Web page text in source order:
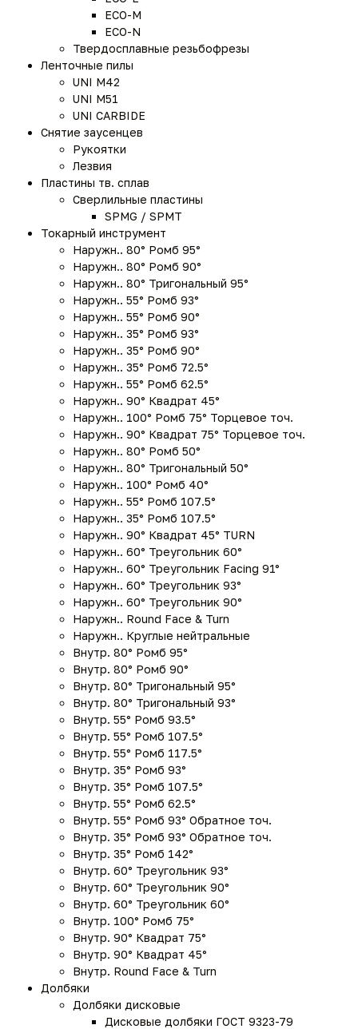
ECO-M
ECO-N
Твердосплавные резьбофрезы
Ленточные пилы
UNI M42
UNI M51
UNI CARBIDE
Снятие заусенцев
Рукоятки
Лезвия
Пластины тв. сплав
Сверлильные пластины
SPMG / SPMT
Токарный инструмент
Наружн.. 80° Ромб 95°
Наружн.. 80° Ромб 90°
Наружн.. 80° Тригональный 95°
Наружн.. 55° Ромб 93°
Наружн.. 55° Ромб 90°
Наружн.. 35° Ромб 93°
Наружн.. 35° Ромб 90°
Наружн.. 35° Ромб 72.5°
Наружн.. 55° Ромб 62.5°
Наружн.. 90° Квадрат 45°
Наружн.. 100° Ромб 75° Торцевое точ.
Наружн.. 90° Квадрат 75° Торцевое точ.
Наружн.. 80° Ромб 50°
Наружн.. 80° Тригональный 50°
Наружн.. 100° Ромб 40°
Наружн.. 55° Ромб 107.5°
Наружн.. 35° Ромб 107.5°
Наружн.. 90° Квадрат 45° TURN
Наружн.. 60° Треугольник 60°
Наружн.. 60° Треугольник Facing 91°
Наружн.. 60° Треугольник 93°
Наружн.. 60° Треугольник 90°
Наружн.. Round Face & Turn
Наружн.. Круглые нейтральные
Внутр. 80° Ромб 95°
Внутр. 80° Ромб 90°
Внутр. 80° Тригональный 95°
Внутр. 80° Тригональный 93°
Внутр. 55° Ромб 93.5°
Внутр. 55° Ромб 107.5°
Внутр. 55° Ромб 117.5°
Внутр. 35° Ромб 93°
Внутр. 35° Ромб 107.5°
Внутр. 55° Ромб 62.5°
Внутр. 55° Ромб 93° Обратное точ.
Внутр. 35° Ромб 93° Обратное точ.
Внутр. 35° Ромб 142°
Внутр. 60° Треугольник 93°
Внутр. 60° Треугольник 90°
Внутр. 60° Треугольник 60°
Внутр. 100° Ромб 75°
Внутр. 90° Квадрат 75°
Внутр. 90° Квадрат 45°
Внутр. Round Face & Turn
Долбяки
Долбяки дисковые
Дисковые долбяки ГОСТ 9323-79